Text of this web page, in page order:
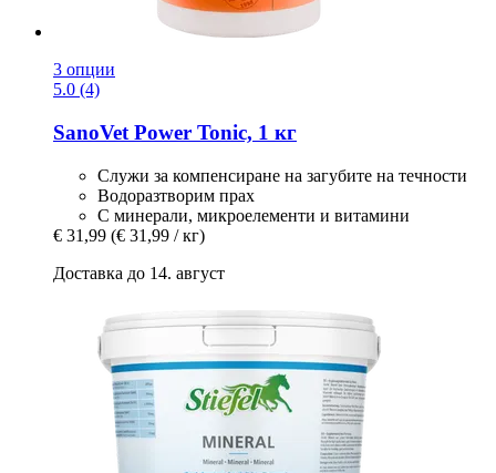
3 опции
5.0 (4)
SanoVet Power Tonic, 1 кг
Служи за компенсиране на загубите на течности
Водоразтворим прах
С минерали, микроелементи и витамини
€ 31,99 (€ 31,99 / кг)
Доставка до 14. август